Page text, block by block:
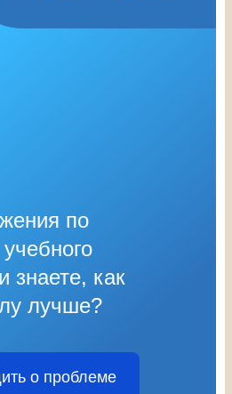
по
знаете, как
лучше?
о проблеме